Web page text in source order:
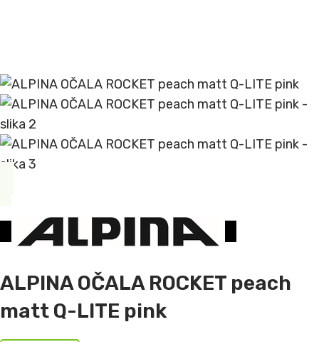
ALPINA OČALA ROCKET peach
matt Q-LITE pink